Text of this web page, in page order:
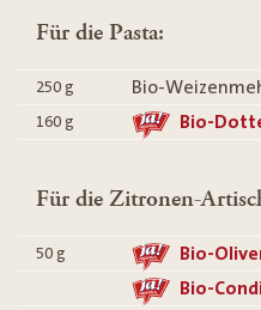
Für die Pasta:
250 g Bio-
160 g Bio-
Für die Zitronen-
50 g
Bio-
Bio-